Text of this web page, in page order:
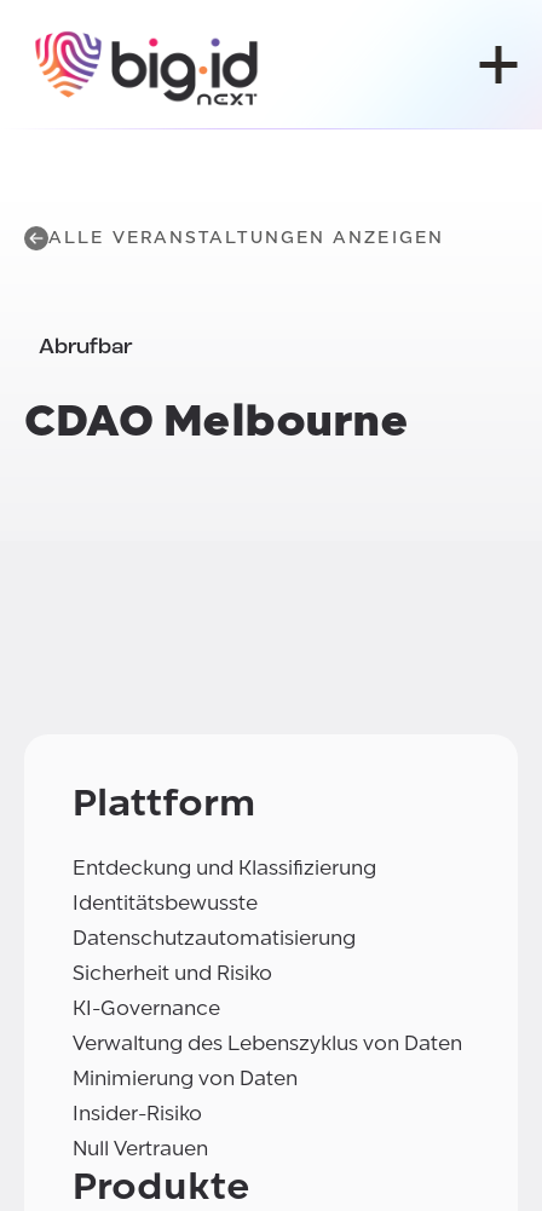
ALLE VERANSTALTUNGEN ANZEIGEN
Abrufbar
CDAO Melbourne
Plattform
Entdeckung und Klassifizierung
Identitätsbewusste
Datenschutzautomatisierung
Sicherheit und Risiko
KI-Governance
Verwaltung des Lebenszyklus von Daten
Minimierung von Daten
Insider-Risiko
Null Vertrauen
Produkte